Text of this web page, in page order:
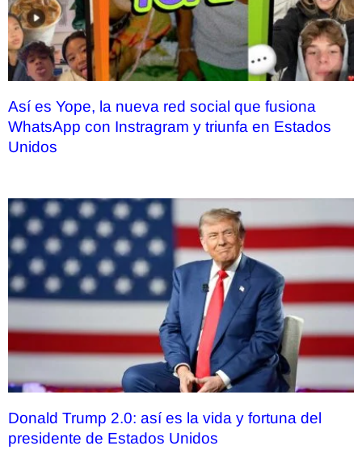
Así es Yope, la nueva red social que fusiona
WhatsApp con Instragram y triunfa en Estados
Unidos
Donald Trump 2.0: así es la vida y fortuna del
presidente de Estados Unidos